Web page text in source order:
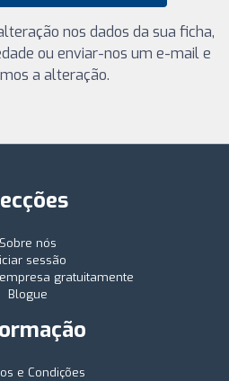
nos dados da sua ficha,
ou enviar-nos um e-mail e
a alteração.
Sobre nós
sessão
gratuitamente
Blogue
e Condições